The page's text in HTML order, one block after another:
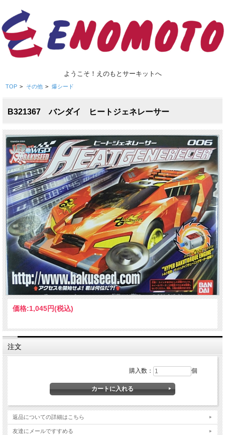
ようこそ！えのもとサーキットへ
TOP > その他 > 爆シード
B321367 バンダイ ヒートジェネレーサー
価格:1,045円(税込)
注文
購入数： 個
返品についての詳細はこちら
友達にメールですすめる